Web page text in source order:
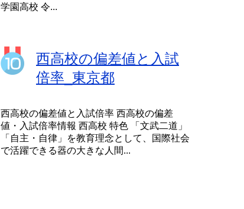
学園高校 令...
西高校の偏差値と入試
倍率_東京都
西高校の偏差値と入試倍率 西高校の偏差
値・入試倍率情報 西高校 特色 「文武二道」
「自主・自律」を教育理念として、国際社会
で活躍できる器の大きな人間...